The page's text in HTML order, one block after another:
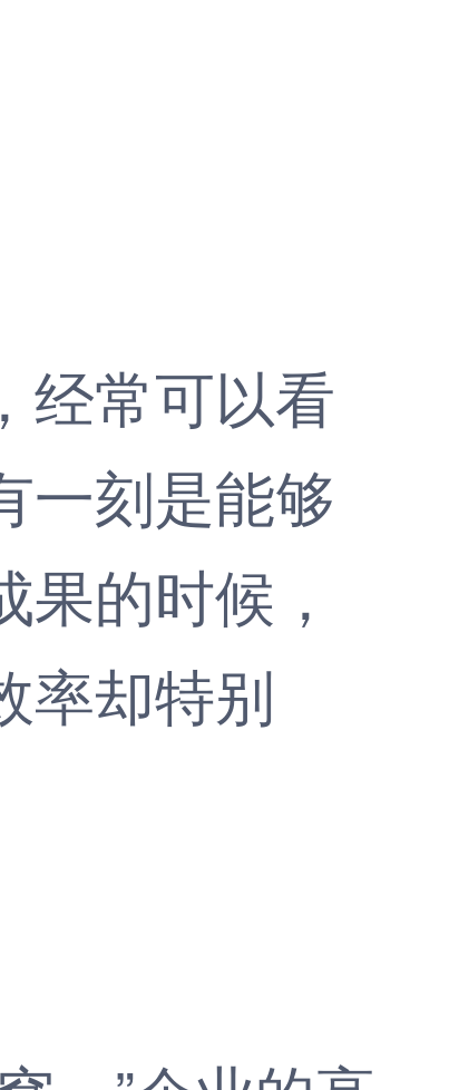
经常可以看
一刻是能够
的时候，
率却特别